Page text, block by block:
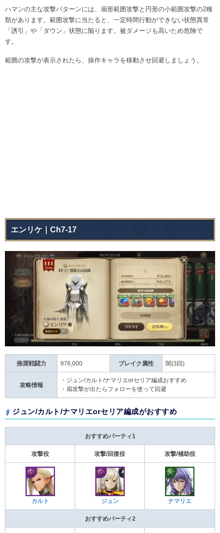
ハマンの主な攻撃パターンには、扇形範囲攻撃と円形の小範囲攻撃の2種
類があります。範囲攻撃に当たると、一定時間行動ができない状態異常
「誘引」や「ダウン」状態に陥ります。被ダメージも高いため危険で
す。
範囲の攻撃が表示されたら、操作キャラを移動させ回避しましょう。
エンリケ｜Ch7-17
推奨戦闘力 976,000 ブレイク属性 闇(3回)
攻略情報
・ジュン/カルト/ナマリエorセリア編成おすすめ
・扇攻撃が出たらフォローを使って回避
ジュン/カルト/ナマリエorセリア編成がおすすめ
おすすめパーティ1
攻撃役 攻撃/回復役 攻撃/補助役
カルト ジュン ナマリエ
おすすめパーティ2